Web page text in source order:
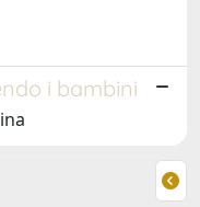
i bambini